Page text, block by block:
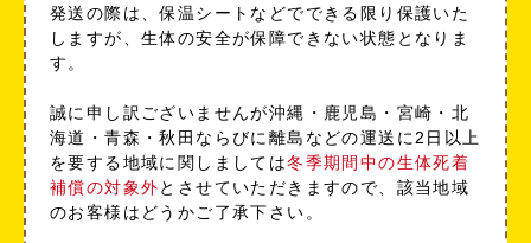
発送の際は、保温シートなどでできる限り保護いた
しますが、生体の安全が保障できない状態となりま
す。
誠に申し訳ございませんが沖縄・鹿児島・宮崎・北
海道・青森・秋田ならびに離島などの運送に2日以上
を要する地域に関しましては冬季期間中の生体死着
補償の対象外とさせていただきますので、該当地域
のお客様はどうかご了承下さい。